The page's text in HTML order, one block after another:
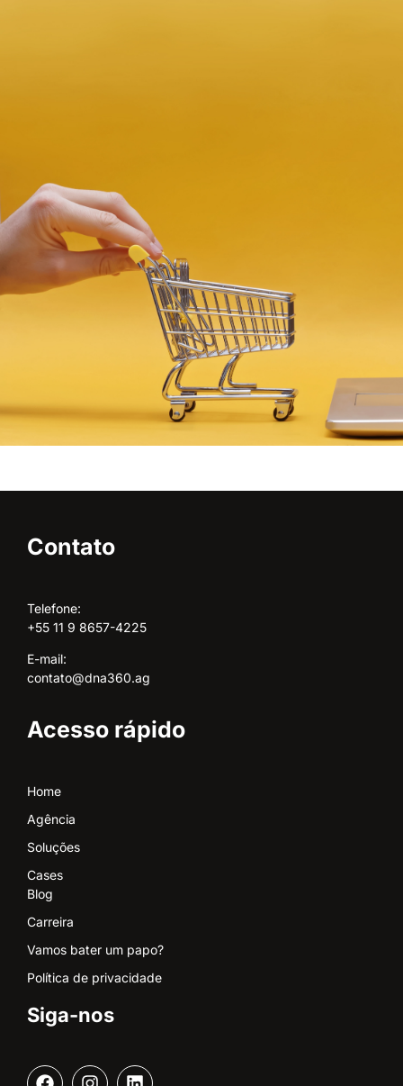
Contato
Telefone:
+55 11 9 8657-4225
E-mail:
contato@dna360.ag
Acesso rápido
Home
Agência
Soluções
Cases
Blog
Carreira
Vamos bater um papo?
Política de privacidade
Siga-nos